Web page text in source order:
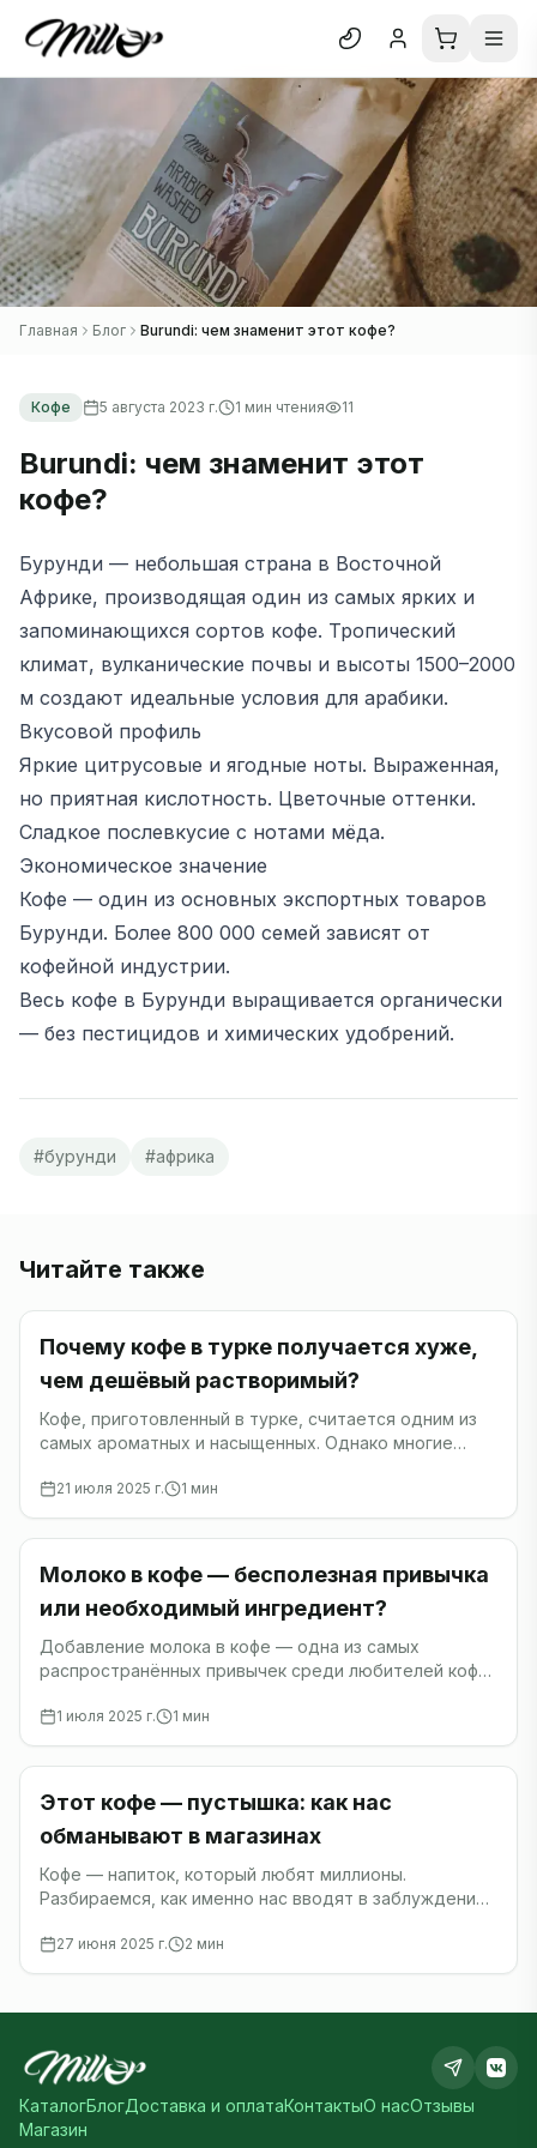
О нас
Отзывы
В каталог
Главная Блог Burundi: чем знаменит этот кофе?
Кофе 5 августа 2023 г. 1 мин чтения 11
Burundi: чем знаменит этот
кофе?
Бурунди — небольшая страна в Восточной
Африке, производящая один из самых ярких и
запоминающихся сортов кофе. Тропический
климат, вулканические почвы и высоты 1500–2000
м создают идеальные условия для арабики.
Вкусовой профиль
Яркие цитрусовые и ягодные ноты. Выраженная,
но приятная кислотность. Цветочные оттенки.
Сладкое послевкусие с нотами мёда.
Экономическое значение
Кофе — один из основных экспортных товаров
Бурунди. Более 800 000 семей зависят от
кофейной индустрии.
Весь кофе в Бурунди выращивается органически
— без пестицидов и химических удобрений.
#бурунди #африка
Читайте также
Кофе
Почему кофе в турке получается хуже,
чем дешёвый растворимый?
Кофе, приготовленный в турке, считается одним из
самых ароматных и насыщенных. Однако многие
получается хуже, чем обычный растворимый.
21 июля 2025 г. 1 мин
Кофе
Молоко в кофе — бесполезная привычка
или необходимый ингредиент?
Добавление молока в кофе — одна из самых
распространённых привычек среди любителей кофе
1 июля 2025 г. 1 мин
Кофе
Этот кофе — пустышка: как нас
обманывают в магазинах
Кофе — напиток, который любят миллионы.
Разбираемся, как именно нас вводят в заблуждение
27 июня 2025 г. 2 мин
КаталогБлогДоставка и оплатаКонтактыО насОтзывы
Магазин